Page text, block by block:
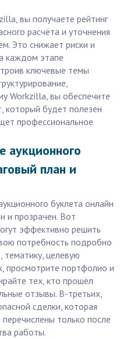
вы получаете рейтинг
расчёта и уточнения
Это снижает риски и
каждом этапе
ключевые темы
Workzilla, вы обеспечите
который будет полезен
профессиональное
аукционного
план и
буклета онлайн
и прозрачен. Вот
эффективно решить
потребность подробно
тематику, целевую
просмотрите портфолио и
тех, кто прошёл
отзывы. В-третьих,
сделки, которая
только после
работы.